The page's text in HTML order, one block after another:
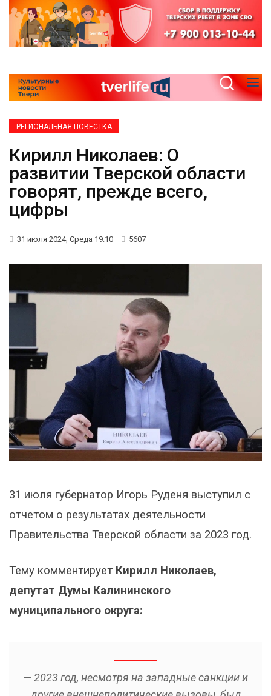
РЕГИОНАЛЬНАЯ ПОВЕСТКА
Кирилл Николаев: О
развитии Тверской области
говорят, прежде всего,
цифры
31 июля 2024, Среда 19:10 5607
31 июля губернатор Игорь Руденя выступил с
отчетом о результатах деятельности
Правительства Тверской области за 2023 год.
Тему комментирует Кирилл Николаев,
депутат Думы Калининского
муниципального округа:
— 2023 год, несмотря на западные санкции и